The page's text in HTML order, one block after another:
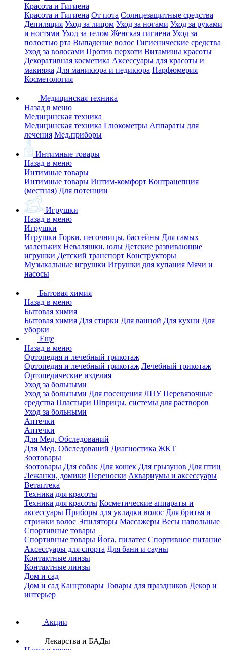
Красота и Гигиена
Красота и Гигиена От пота Солнцезащитные средства
Депиляция Уход за лицом Уход за ногами Уход за руками
и ногтями Уход за телом Женская гигиена Уход за
полостью рта Выпадение волос Гигиенические средства
Уход за волосами Против перхоти Витамины красоты
Декоративная косметика Аксессуары для красоты и
макияжа Для маникюра и педикюра Парфюмерия
Косметология
Медицинская техника
Назад в меню
Медицинская техника
Медицинская техника Глюкометры Аппараты для
лечения Мед.приборы
Интимные товары
Назад в меню
Интимные товары
Интимные товары Интим-комфорт Контрацепция
(местная) Для потенции
Игрушки
Назад в меню
Игрушки
Игрушки Горки, песочницы, бассейны Для самых
маленьких Неваляшки, юлы Детские развивающие
игрушки Детский транспорт Конструкторы
Музыкальные игрушки Игрушки для купания Мячи и
насосы
Бытовая химия
Назад в меню
Бытовая химия
Бытовая химия Для стирки Для ванной Для кухни Для
уборки
Еще
Назад в меню
Ортопедия и лечебный трикотаж
Ортопедия и лечебный трикотаж Лечебный трикотаж
Ортопедические изделия
Уход за больными
Уход за больными Для посещения ЛПУ Перевязочные
средства Пластыри Шприцы, системы для растворов
Уход за больными
Аптечки
Аптечки
Для Мед. Обследований
Для Мед. Обследований Диагностика ЖКТ
Зоотовары
Зоотовары Для собак Для кошек Для грызунов Для птиц
Лежанки, домики Переноски Аквариумы и аксессуары
Ветаптека
Техника для красоты
Техника для красоты Косметические аппараты и
аксессуары Приборы для укладки волос Для бритья и
стрижки волос Эпиляторы Массажеры Весы напольные
Спортивные товары
Спортивные товары Йога, пилатес Спортивное питание
Аксессуары для спорта Для бани и сауны
Контактные линзы
Контактные линзы
Дом и сад
Дом и сад Канцтовары Товары для праздников Декор и
интерьер
Акции
Лекарства и БАДы